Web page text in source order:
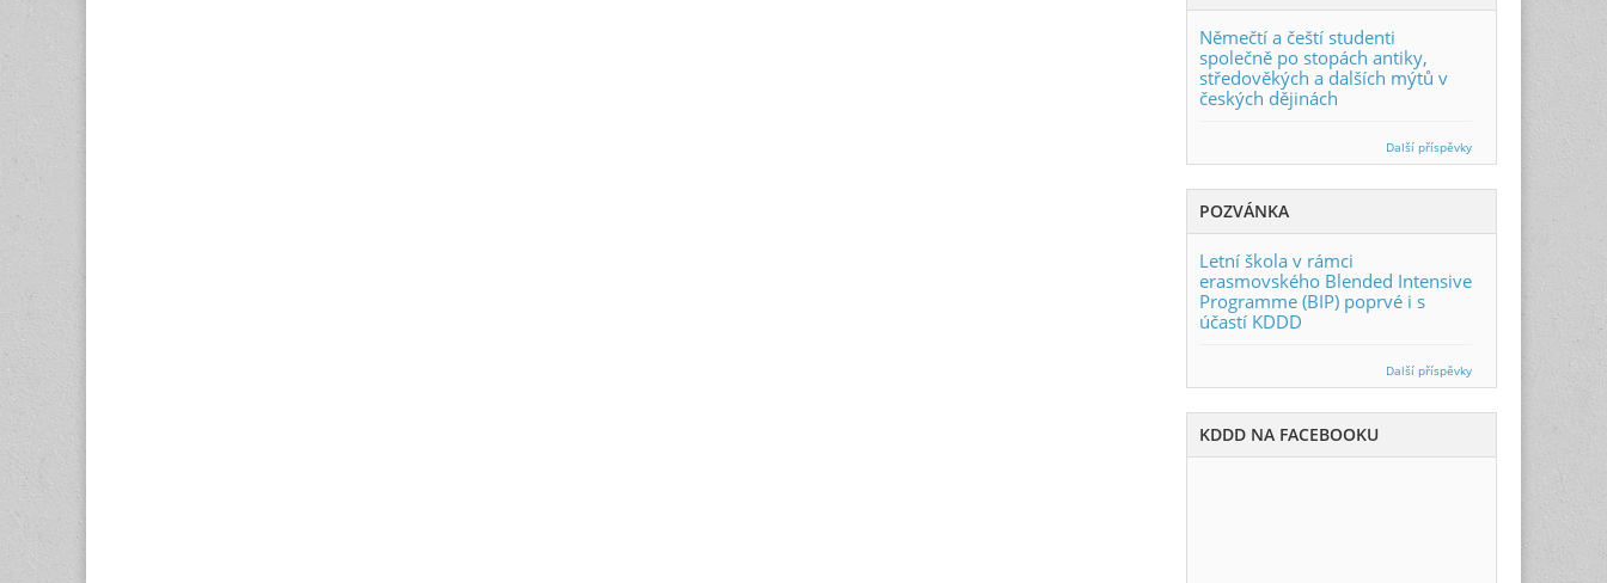
Němečtí a čeští studenti
společně po stopách antiky,
středověkých a dalších mýtů v
českých dějinách
Další příspěvky
POZVÁNKA
Letní škola v rámci
erasmovského Blended Intensive
Programme (BIP) poprvé i s
účastí KDDD
Další příspěvky
KDDD NA FACEBOOKU